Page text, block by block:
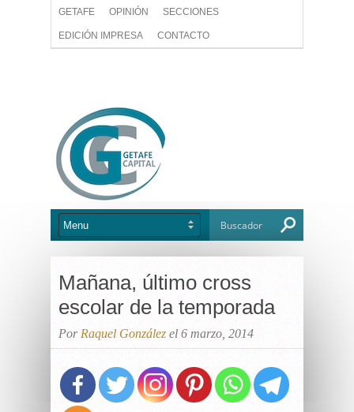
GETAFE OPINIÓN SECCIONES
EDICIÓN IMPRESA CONTACTO
Mañana, último cross
escolar de la temporada
Por Raquel González el 6 marzo, 2014